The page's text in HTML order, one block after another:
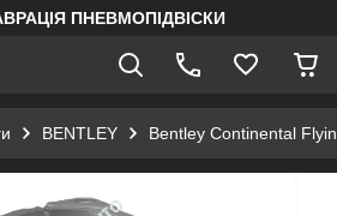
ПНЕВМОПІДВІСКИ
BENTLEY Bentley Continental